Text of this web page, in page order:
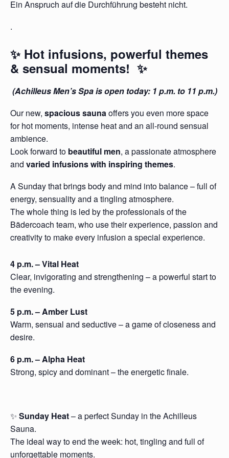
Ein Anspruch auf die Durchführung besteht nicht.
.
✨ Hot infusions, powerful themes
& sensual moments! ✨
(Achilleus Men’s Spa is open today: 1 p.m. to 11 p.m.)
Our new, spacious saunaoffers you even more space
for hot moments, intense heat and an all-round sensual
ambience.
Look forward to beautiful men, a passionate atmosphere
and varied infusions with inspiring themes.
A Sunday that brings body and mind into balance – full of
energy, sensuality and a tingling atmosphere.
The whole thing is led by the professionals of the
Bädercoach team, who use their experience, passion and
creativity to make every infusion a special experience.
4 p.m. – Vital Heat
Clear, invigorating and strengthening – a powerful start to
the evening.
5 p.m. – Amber Lust
Warm, sensual and seductive – a game of closeness and
desire.
6 p.m. – Alpha Heat
Strong, spicy and dominant – the energetic finale.
✨ Sunday Heat– a perfect Sunday in the Achilleus
Sauna.
The ideal way to end the week: hot, tingling and full of
unforgettable moments.